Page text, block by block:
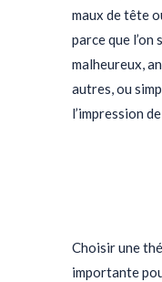
maux de tête
parce que l’on
malheureux,
autres, ou
l’impression
Choisir une
importante